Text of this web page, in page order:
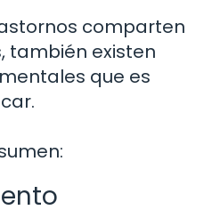
comparten
también existen
que es